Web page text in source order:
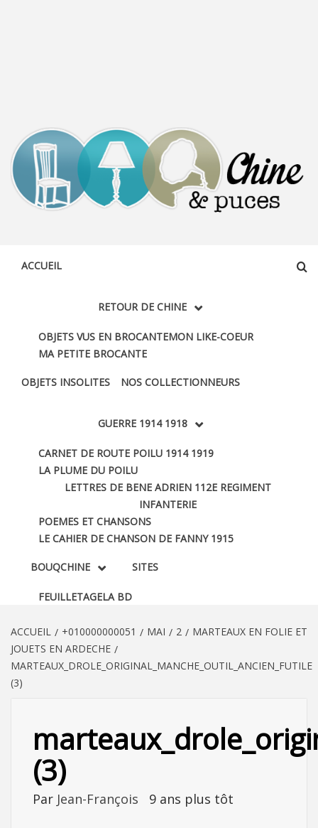
ACCUEIL
RETOUR DE CHINE
OBJETS VUS EN BROCANTEMON LIKE-COEUR
MA PETITE BROCANTE
OBJETS INSOLITES NOS COLLECTIONNEURS
GUERRE 1914 1918
CARNET DE ROUTE POILU 1914 1919
LA PLUME DU POILU
LETTRES DE BENE ADRIEN 112E REGIMENT
INFANTERIE
POEMES ET CHANSONS
LE CAHIER DE CHANSON DE FANNY 1915
BOUQCHINE
FEUILLETAGELA BD
SITES
ACCUEIL +010000000051 MAI 2
MARTEAUX EN FOLIE ET
JOUETS EN ARDECHE
MARTEAUX_DROLE_ORIGINAL_MANCHE_OUTIL_ANCIEN_FUTILE
(3)
(3)
Par Jean-François 9 ans plus tôt